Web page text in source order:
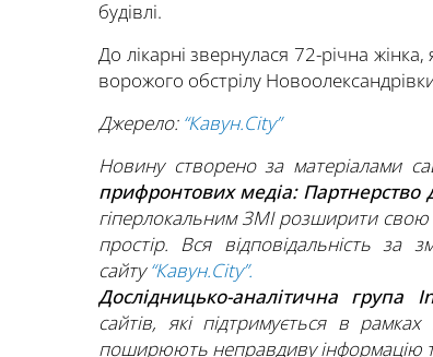
будівлі.
До лікарні звернулася 72-річна
ворожого обстрілу
Джерело: “Кавун.City”
Новину створено за матеріалами
прифронтових медіа:
гіперлокальним ЗМІ розширити свою
простір. Вся відповідальність за
сайту“Кавун.City”.
Дослідницько-аналітична група
сайтів, які підтримується в
поширюють неправдиву інформацію